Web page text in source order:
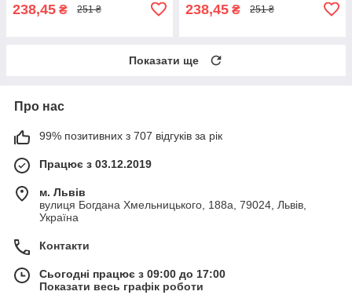
238,45 ₴ 251 ₴ 238,45 ₴ 251 ₴
Показати ще
Про нас
99% позитивних з 707 відгуків за рік
Працює з 03.12.2019
м. Львів
вулиця Богдана Хмельницького, 188а, 79024, Львів,
Україна
Контакти
Сьогодні працює з 09:00 до 17:00
Показати весь графік роботи